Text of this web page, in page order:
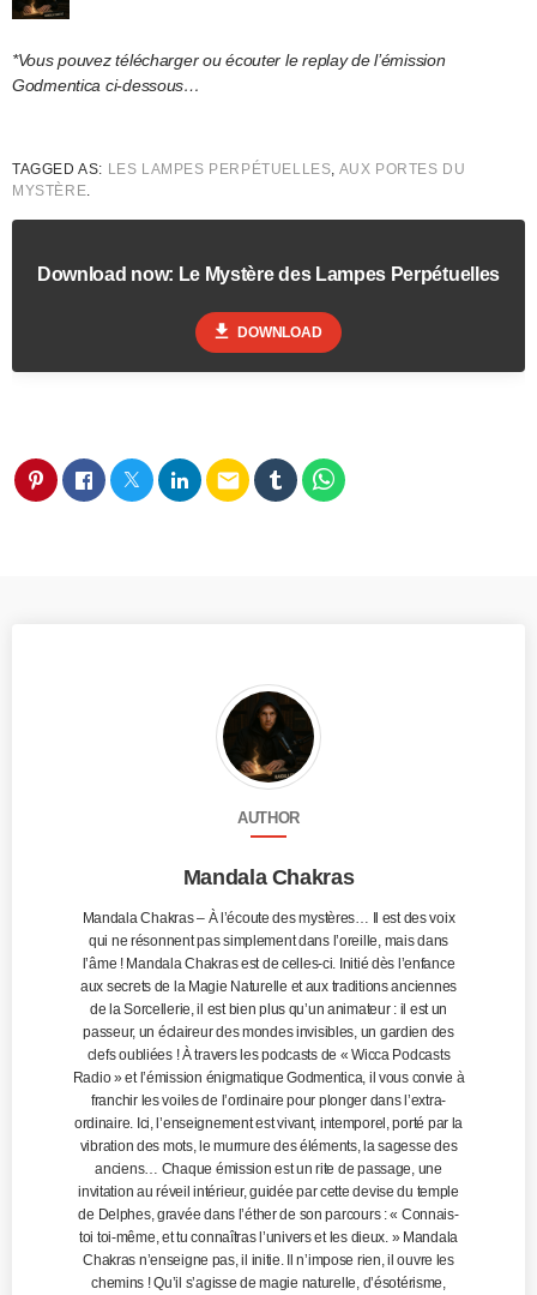
*Vous pouvez télécharger ou écouter le replay de l’émission
Godmentica ci-dessous…
TAGGED AS: LES LAMPES PERPÉTUELLES, AUX PORTES DU
MYSTÈRE.
Download now: Le Mystère des Lampes Perpétuelles
file_download DOWNLOAD
email
AUTHOR
Mandala Chakras
Mandala Chakras – À l’écoute des mystères… Il est des voix
qui ne résonnent pas simplement dans l’oreille, mais dans
l’âme ! Mandala Chakras est de celles-ci. Initié dès l’enfance
aux secrets de la Magie Naturelle et aux traditions anciennes
de la Sorcellerie, il est bien plus qu’un animateur : il est un
passeur, un éclaireur des mondes invisibles, un gardien des
clefs oubliées ! À travers les podcasts de « Wicca Podcasts
Radio » et l’émission énigmatique Godmentica, il vous convie à
franchir les voiles de l’ordinaire pour plonger dans l’extra-
ordinaire. Ici, l’enseignement est vivant, intemporel, porté par la
vibration des mots, le murmure des éléments, la sagesse des
anciens… Chaque émission est un rite de passage, une
invitation au réveil intérieur, guidée par cette devise du temple
de Delphes, gravée dans l’éther de son parcours : « Connais-
toi toi-même, et tu connaîtras l’univers et les dieux. » Mandala
Chakras n’enseigne pas, il initie. Il n’impose rien, il ouvre les
chemins ! Qu’il s’agisse de magie naturelle, d’ésotérisme,